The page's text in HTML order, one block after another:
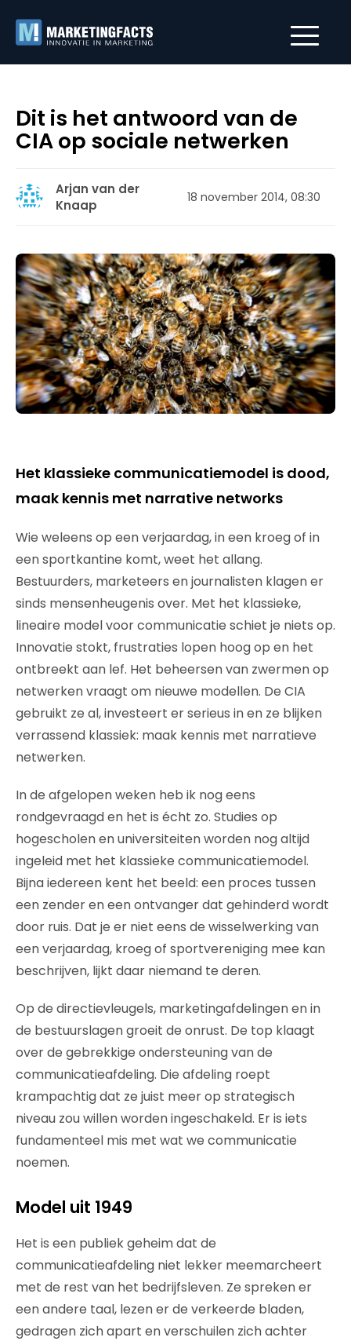
Dit is het antwoord van de
CIA op sociale netwerken
Arjan van der
Knaap
18 november 2014, 08:30
Het klassieke communicatiemodel is dood,
maak kennis met narrative networks
Wie weleens op een verjaardag, in een kroeg of in
een sportkantine komt, weet het allang.
Bestuurders, marketeers en journalisten klagen er
sinds mensenheugenis over. Met het klassieke,
lineaire model voor communicatie schiet je niets op.
Innovatie stokt, frustraties lopen hoog op en het
ontbreekt aan lef. Het beheersen van zwermen op
netwerken vraagt om nieuwe modellen. De CIA
gebruikt ze al, investeert er serieus in en ze blijken
verrassend klassiek: maak kennis met narratieve
netwerken.
In de afgelopen weken heb ik nog eens
rondgevraagd en het is écht zo. Studies op
hogescholen en universiteiten worden nog altijd
ingeleid met het klassieke communicatiemodel.
Bijna iedereen kent het beeld: een proces tussen
een zender en een ontvanger dat gehinderd wordt
door ruis. Dat je er niet eens de wisselwerking van
een verjaardag, kroeg of sportvereniging mee kan
beschrijven, lijkt daar niemand te deren.
Op de directievleugels, marketingafdelingen en in
de bestuurslagen groeit de onrust. De top klaagt
over de gebrekkige ondersteuning van de
communicatieafdeling. Die afdeling roept
krampachtig dat ze juist meer op strategisch
niveau zou willen worden ingeschakeld. Er is iets
fundamenteel mis met wat we communicatie
noemen.
Model uit 1949
Het is een publiek geheim dat de
communicatieafdeling niet lekker meemarcheert
met de rest van het bedrijfsleven. Ze spreken er
een andere taal, lezen er de verkeerde bladen,
gedragen zich apart en verschuilen zich achter